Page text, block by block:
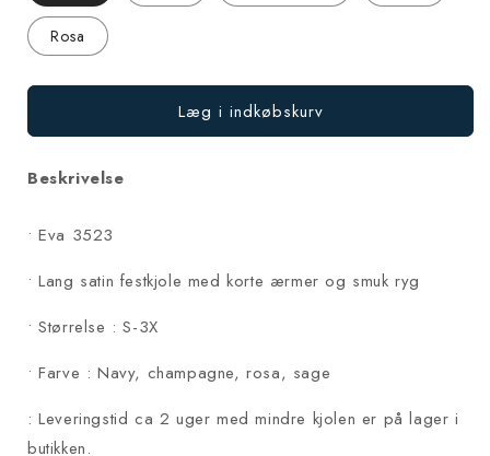
Rosa
Læg i indkøbskurv
Beskrivelse
• Eva 3523
• Lang satin festkjole med korte ærmer og smuk ryg
• Størrelse : S-3X
• Farve : Navy, champagne, rosa, sage
: Leveringstid ca 2 uger med mindre kjolen er på lager i
butikken.